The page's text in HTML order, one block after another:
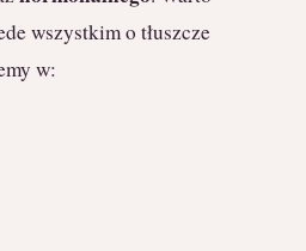
wszystkim o tłuszcze
w: